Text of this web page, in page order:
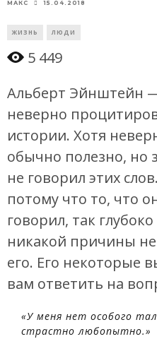
МАКС 15.04.2018
ЖИЗНЬ ЛЮДИ
5 449
Альберт Эйнштейн
неверно
истории. Хотя
обычно полезно, но
не говорил этих
потому что то, что
говорил, так
никакой причины
его. Его некоторые
вам ответить на
«У меня нет особого
страстно любопытно.»